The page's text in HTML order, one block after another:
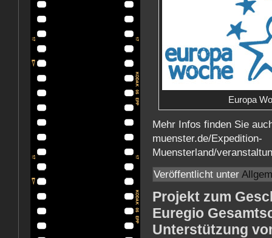
Europa
Mehr Infos finden Sie
muenster.de/Expedition-
Muensterland/
Veröffentlicht unter
Projekt zum
Euregio
Unterstützung